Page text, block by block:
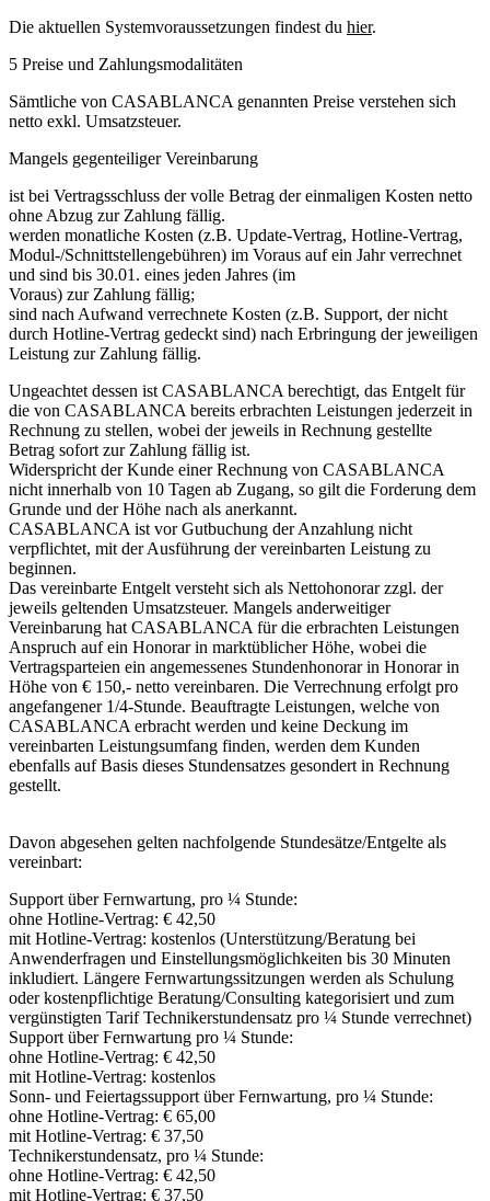
Die aktuellen Systemvoraussetzungen findest du hier.
5 Preise und Zahlungsmodalitäten
Sämtliche von CASABLANCA genannten Preise verstehen sich
netto exkl. Umsatzsteuer.
Mangels gegenteiliger Vereinbarung
ist bei Vertragsschluss der volle Betrag der einmaligen Kosten netto
ohne Abzug zur Zahlung fällig.
werden monatliche Kosten (z.B. Update-Vertrag, Hotline-Vertrag,
Modul-/Schnittstellengebühren) im Voraus auf ein Jahr verrechnet
und sind bis 30.01. eines jeden Jahres (im
Voraus) zur Zahlung fällig;
sind nach Aufwand verrechnete Kosten (z.B. Support, der nicht
durch Hotline-Vertrag gedeckt sind) nach Erbringung der jeweiligen
Leistung zur Zahlung fällig.
Ungeachtet dessen ist CASABLANCA berechtigt, das Entgelt für
die von CASABLANCA bereits erbrachten Leistungen jederzeit in
Rechnung zu stellen, wobei der jeweils in Rechnung gestellte
Betrag sofort zur Zahlung fällig ist.
Widerspricht der Kunde einer Rechnung von CASABLANCA
nicht innerhalb von 10 Tagen ab Zugang, so gilt die Forderung dem
Grunde und der Höhe nach als anerkannt.
CASABLANCA ist vor Gutbuchung der Anzahlung nicht
verpflichtet, mit der Ausführung der vereinbarten Leistung zu
beginnen.
Das vereinbarte Entgelt versteht sich als Nettohonorar zzgl. der
jeweils geltenden Umsatzsteuer. Mangels anderweitiger
Vereinbarung hat CASABLANCA für die erbrachten Leistungen
Anspruch auf ein Honorar in marktüblicher Höhe, wobei die
Vertragsparteien ein angemessenes Stundenhonorar in Honorar in
Höhe von € 150,- netto vereinbaren. Die Verrechnung erfolgt pro
angefangener 1/4-Stunde. Beauftragte Leistungen, welche von
CASABLANCA erbracht werden und keine Deckung im
vereinbarten Leistungsumfang finden, werden dem Kunden
ebenfalls auf Basis dieses Stundensatzes gesondert in Rechnung
gestellt.
Davon abgesehen gelten nachfolgende Stundesätze/Entgelte als
vereinbart:
Support über Fernwartung, pro ¼ Stunde:
ohne Hotline-Vertrag: € 42,50
mit Hotline-Vertrag: kostenlos (Unterstützung/Beratung bei
Anwenderfragen und Einstellungsmöglichkeiten bis 30 Minuten
inkludiert. Längere Fernwartungssitzungen werden als Schulung
oder kostenpflichtige Beratung/Consulting kategorisiert und zum
vergünstigten Tarif Technikerstundensatz pro ¼ Stunde verrechnet)
Support über Fernwartung pro ¼ Stunde:
ohne Hotline-Vertrag: € 42,50
mit Hotline-Vertrag: kostenlos
Sonn- und Feiertagssupport über Fernwartung, pro ¼ Stunde:
ohne Hotline-Vertrag: € 65,00
mit Hotline-Vertrag: € 37,50
Technikerstundensatz, pro ¼ Stunde:
ohne Hotline-Vertrag: € 42,50
mit Hotline-Vertrag: € 37,50